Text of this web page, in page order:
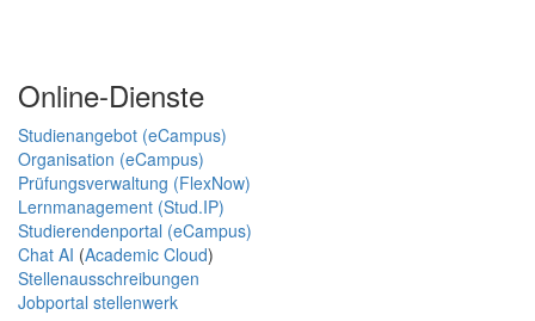
Online-Dienste
Studienangebot (eCampus)
Organisation (eCampus)
Prüfungsverwaltung (FlexNow)
Lernmanagement (Stud.IP)
Studierendenportal (eCampus)
Chat AI (Academic Cloud)
Stellenausschreibungen
Jobportal stellenwerk